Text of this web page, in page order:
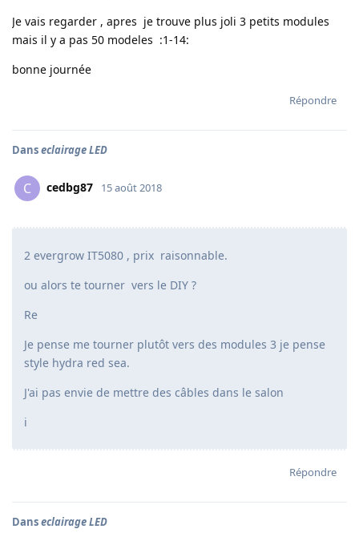
Je vais regarder , apres je trouve plus joli 3 petits modules
mais il y a pas 50 modeles :1-14:
bonne journée
Répondre
Danseclairage LED
C cedbg87 15 août 2018
2 evergrow IT5080 , prix raisonnable.
ou alors te tourner vers le DIY ?
Re
Je pense me tourner plutôt vers des modules 3 je pense
style hydra red sea.
J'ai pas envie de mettre des câbles dans le salon
i
Répondre
Danseclairage LED